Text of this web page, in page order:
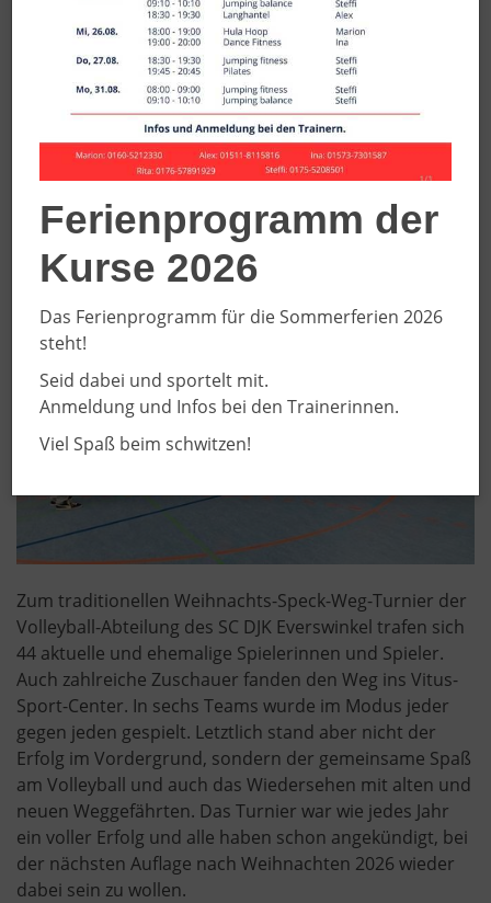
Saison 2024/25
Speck Weg Turnier
27.12.2025
Zum traditionellen Weihnachts-Speck-Weg-Turnier der
Volleyball-Abteilung des SC DJK Everswinkel trafen sich
44 aktuelle und ehemalige Spielerinnen und Spieler.
Auch zahlreiche Zuschauer fanden den Weg ins Vitus-
Sport-Center. In sechs Teams wurde im Modus jeder
gegen jeden gespielt. Letztlich stand aber nicht der
Erfolg im Vordergrund, sondern der gemeinsame Spaß
am Volleyball und auch das Wiedersehen mit alten und
neuen Weggefährten. Das Turnier war wie jedes Jahr
ein voller Erfolg und alle haben schon angekündigt, bei
der nächsten Auflage nach Weihnachten 2026 wieder
dabei sein zu wollen.
Ferienprogramm der
Kurse 2026
Das Ferienprogramm für die Sommerferien 2026
steht!
Seid dabei und sportelt mit.
Anmeldung und Infos bei den Trainerinnen.
Viel Spaß beim schwitzen!